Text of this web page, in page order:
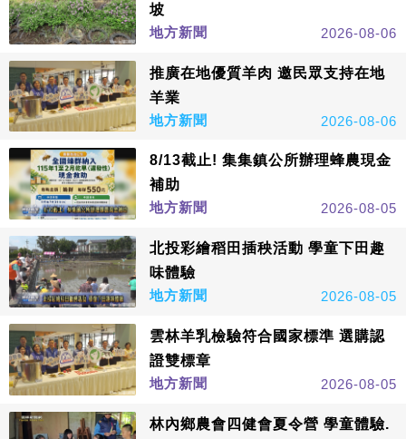
坡
地方新聞
2026-08-06
推廣在地優質羊肉 邀民眾支持在地
羊業
地方新聞
2026-08-06
8/13截止! 集集鎮公所辦理蜂農現金
補助
地方新聞
2026-08-05
北投彩繪稻田插秧活動 學童下田趣
味體驗
地方新聞
2026-08-05
雲林羊乳檢驗符合國家標準 選購認
證雙標章
地方新聞
2026-08-05
林內鄉農會四健會夏令營 學童體驗.